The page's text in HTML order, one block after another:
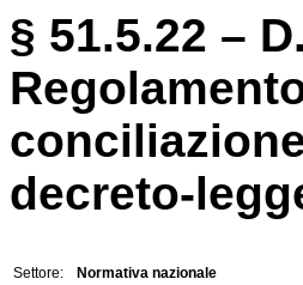
§ 51.5.22 –
decreto-
Settore:
Normativa nazionale